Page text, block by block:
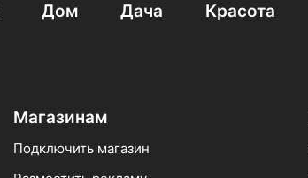
Дом Дача Красота
Магазинам
Подключить магазин